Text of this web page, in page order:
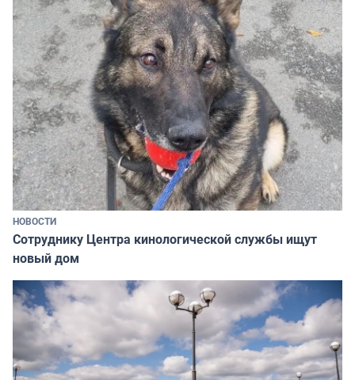
НОВОСТИ
Сотруднику Центра кинологической службы ищут
новый дом